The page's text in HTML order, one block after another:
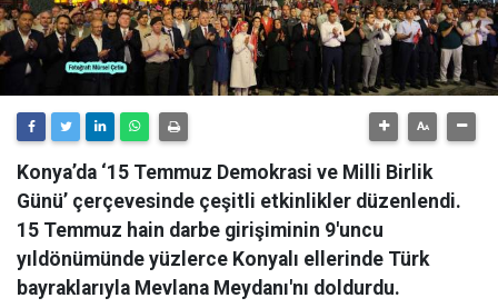
Konya’da ‘15 Temmuz Demokrasi ve Milli Birlik
Günü’ çerçevesinde çeşitli etkinlikler düzenlendi.
15 Temmuz hain darbe girişiminin 9'uncu
yıldönümünde yüzlerce Konyalı ellerinde Türk
bayraklarıyla Mevlana Meydanı'nı doldurdu.